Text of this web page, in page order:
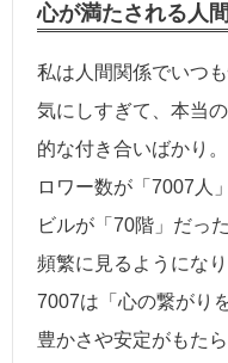
心が満たされる人
私は人間関係でいつ
気にしすぎて、本当
的な付き合いばかり
ロワー数が「7007人
ビルが「70階」だっ
頻繁に見るようにな
7007は「心の繋がり
豊かさや安定がもた